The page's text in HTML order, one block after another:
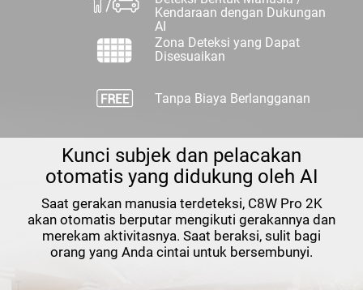
Kendaraan dengan Dukungan
AI
Zona Deteksi yang Dapat
Disesuaikan
Tanpa Biaya Berlangganan
Kunci subjek dan pelacakan
otomatis yang didukung oleh AI
Saat gerakan manusia terdeteksi, C8W Pro 2K
akan otomatis berputar mengikuti gerakannya dan
merekam aktivitasnya. Saat beraksi, sulit bagi
orang yang Anda cintai untuk bersembunyi.